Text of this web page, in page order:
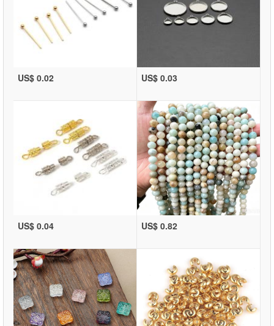
US$ 0.02 US$ 0.03
US$ 0.04 US$ 0.82